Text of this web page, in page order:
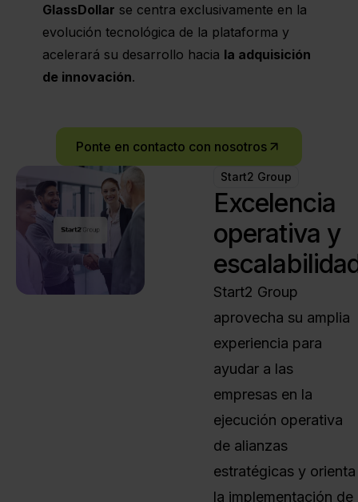
GlassDollar se centra exclusivamente en la
evolución tecnológica de la plataforma y
acelerará su desarrollo hacia la adquisición
de innovación.
Ponte en contacto con nosotros
Start2 Group
Excelencia
operativa y
Start2 Group
aprovecha su amplia
experiencia para
ayudar a las
empresas en la
ejecución operativa
de alianzas
estratégicas y orienta
la implementación de